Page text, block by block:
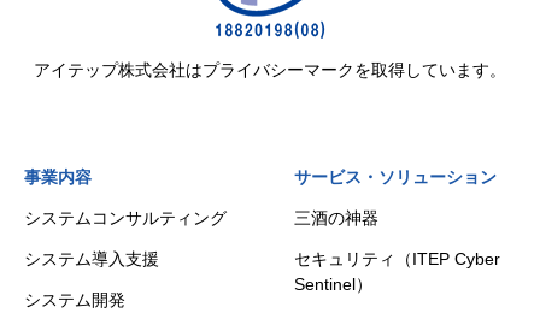
アイテップ株式会社はプライバシーマークを取得しています。
事業内容
システムコンサルティング
システム導入支援
システム開発
サービス・ソリューション
三酒の神器
セキュリティ（ITEP Cyber
Sentinel）